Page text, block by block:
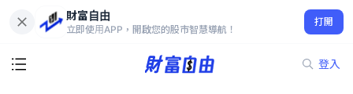
財富自由
立即使用APP，開啟您的股市智慧導航！
打開
登入
-